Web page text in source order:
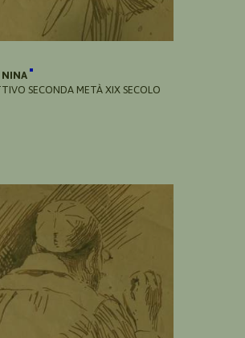
NINA
SECONDA METÀ XIX SECOLO